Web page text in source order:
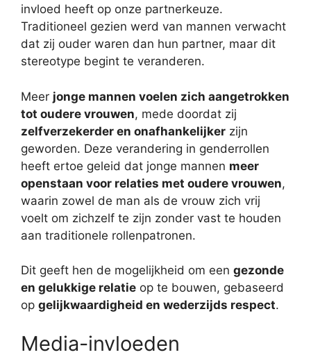
invloed heeft op onze partnerkeuze.
Traditioneel gezien werd van mannen verwacht
dat zij ouder waren dan hun partner, maar dit
stereotype begint te veranderen.
Meer jonge mannen voelen zich aangetrokken
tot oudere vrouwen, mede doordat zij
zelfverzekerder en onafhankelijker zijn
geworden. Deze verandering in genderrollen
heeft ertoe geleid dat jonge mannen meer
openstaan voor relaties met oudere vrouwen,
waarin zowel de man als de vrouw zich vrij
voelt om zichzelf te zijn zonder vast te houden
aan traditionele rollenpatronen.
Dit geeft hen de mogelijkheid om een gezonde
en gelukkige relatie op te bouwen, gebaseerd
op gelijkwaardigheid en wederzijds respect.
Media-invloeden